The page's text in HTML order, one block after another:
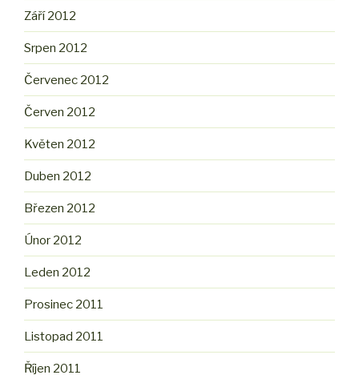
Září 2012
Srpen 2012
Červenec 2012
Červen 2012
Květen 2012
Duben 2012
Březen 2012
Únor 2012
Leden 2012
Prosinec 2011
Listopad 2011
Říjen 2011